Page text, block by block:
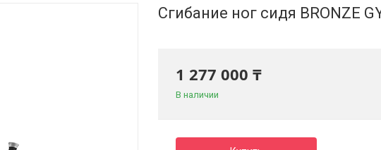
Сгибание ног сидя BRONZE
1 277 000 ₸
В наличии